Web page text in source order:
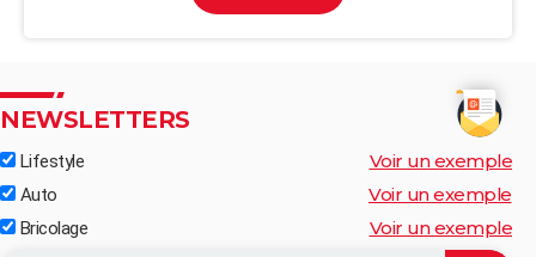
NEWSLETTERS
Lifestyle Voir un exemple
Auto Voir un exemple
Bricolage Voir un exemple